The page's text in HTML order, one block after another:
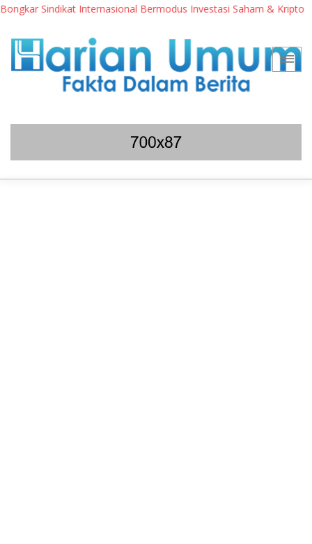
Sindikat Internasional Bermodus Investasi Saham & Kripto